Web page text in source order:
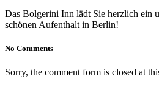
Das Bolgerini Inn lädt Sie herzlich ein
schönen Aufenthalt in Berlin!
No Comments
Sorry, the comment form is closed at